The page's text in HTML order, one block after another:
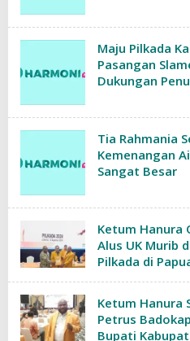
Maju Pilkada
Pasangan
Dukungan
Tia Rahmania
Kemenangan
Sangat Besar
Ketum Hanura
Alus UK Murib
Pilkada di
Ketum Hanura
Petrus
Bupati